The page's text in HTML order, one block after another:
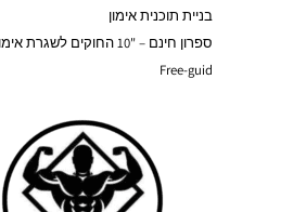
בניית תוכנית אימון
ספרון חינם – "10 החוקים לשגרת אימונים מנצחת"
Free-guid